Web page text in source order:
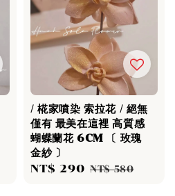
/ 椛家噴染 索拉花 / 絕無
僅有 最美在這裡 高質感
蝴蝶蘭花 6CM 〔 玫瑰
金紗 〕
Sale
NT$ 290 Regular
NT$ 580